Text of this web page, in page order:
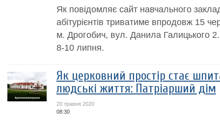
Як повідомляє сайт навчального
абітурієнтів триватиме впродовж 15
м. Дрогобич, вул. Данила Галицького 2.
8-10 липня.
Як церковний простір стає
людські життя: Патріарший дім
20 травня 2020
08:30